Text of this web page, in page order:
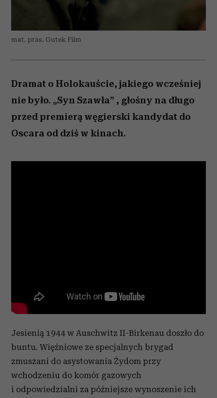
mat. pras. Gutek Film
Dramat o Holokauście, jakiego wcześniej
nie było. „Syn Szawła” , głośny na długo
przed premierą węgierski kandydat do
Oscara od dziś w kinach.
Jesienią 1944 w Auschwitz II-Birkenau doszło do
buntu. Więźniowe ze specjalnych brygad
zmuszani do asystowania Żydom przy
wchodzeniu do komór gazowych
i odpowiedzialni za późniejsze wynoszenie ich